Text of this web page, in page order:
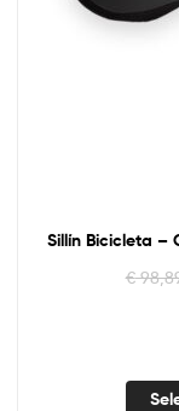
Sillín Bicicleta –
€